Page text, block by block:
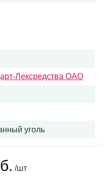
Лексредства ОАО
уголь
/шт